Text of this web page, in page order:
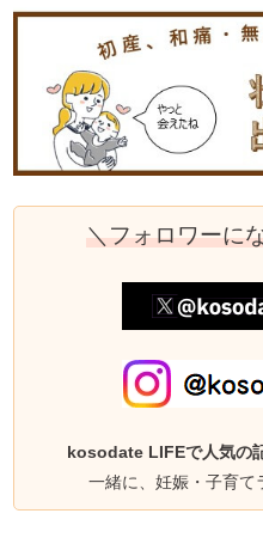
＼フォロワーに
kosodate LIFEで人気の
一緒に、妊娠・子育て